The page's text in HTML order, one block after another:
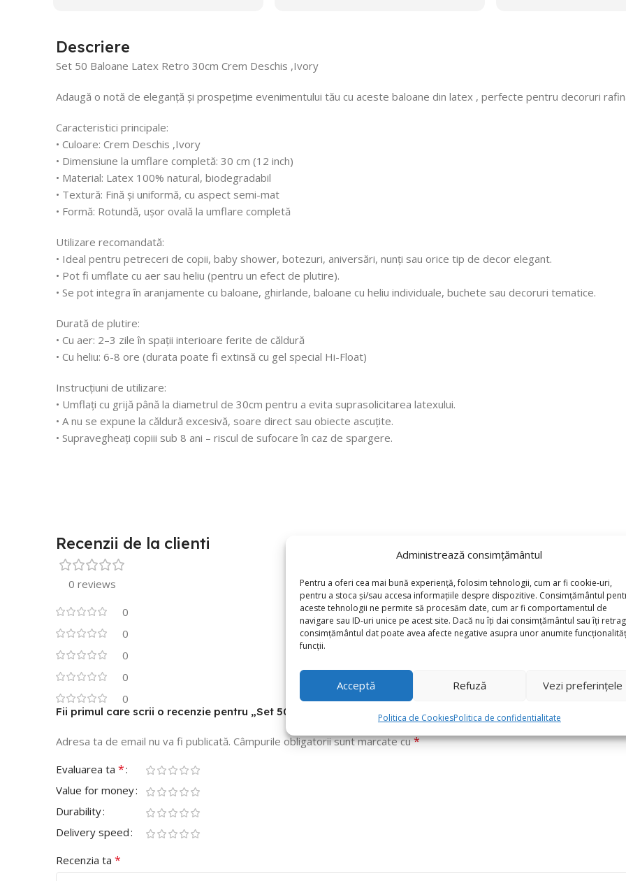
Administrează consimțământul
Pentru a oferi cea mai bună experiență, folosim tehnologii, cum ar fi cookie-uri,
pentru a stoca și/sau accesa informațiile despre dispozitive. Consimțământul
aceste tehnologii ne permite să procesăm date, cum ar fi comportamentul de
navigare sau ID-uri unice pe acest site. Dacă nu îți dai consimțământul sau îți
consimțământul dat poate avea afecte negative asupra unor anumite
funcții.
Acceptă Refuză Vezi preferințele
Politica de CookiesPolitica de confidentialitate
Descriere
Set 50 Baloane Latex Retro 30cm Crem Deschis ,Ivory
Adaugă o notă de eleganță și prospețime evenimentului tău cu aceste baloane din latex , perfecte pentru decoruri
Caracteristici principale:
• Culoare: Crem Deschis ,Ivory
• Dimensiune la umflare completă: 30 cm (12 inch)
• Material: Latex 100% natural, biodegradabil
• Textură: Fină și uniformă, cu aspect semi-mat
• Formă: Rotundă, ușor ovală la umflare completă
Utilizare recomandată:
• Ideal pentru petreceri de copii, baby shower, botezuri, aniversări, nunți sau orice tip de decor elegant.
• Pot fi umflate cu aer sau heliu (pentru un efect de plutire).
• Se pot integra în aranjamente cu baloane, ghirlande, baloane cu heliu individuale, buchete sau decoruri tematice.
Durată de plutire:
• Cu aer: 2–3 zile în spații interioare ferite de căldură
• Cu heliu: 6-8 ore (durata poate fi extinsă cu gel special Hi-Float)
Instrucțiuni de utilizare:
• Umflați cu grijă până la diametrul de 30cm pentru a evita suprasolicitarea latexului.
• A nu se expune la căldură excesivă, soare direct sau obiecte ascuțite.
• Supravegheați copiii sub 8 ani – riscul de sufocare în caz de spargere.
Recenzii de la clienti
0 reviews
0
0
0
0
0
Fii primul care scrii o recenzie pentru „Set 50 Baloane Latex Retro 30cm Crem Deschis ,Ivory”
Adresa ta de email nu va fi publicată. Câmpurile obligatorii sunt marcate cu*
Evaluarea ta *
Value for money
Durability
Delivery speed
Recenzia ta *